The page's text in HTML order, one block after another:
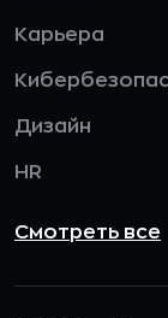
Карьера
Дизайн
HR
Смотреть все